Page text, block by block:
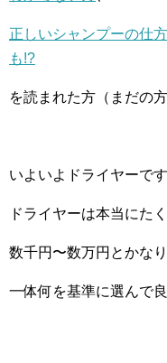
正しいシャンプーの仕
も!?
を読まれた方（まだの
いよいよドライヤーです
ドライヤーは本当にた
数千円〜数万円とかな
一体何を基準に選んで